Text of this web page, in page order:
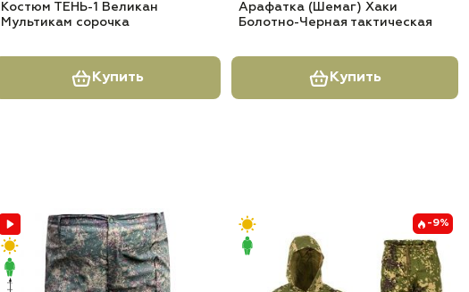
Костюм ТЕНЬ-1 Великан
Мультикам сорочка
Купить
Арафатка (Шемаг) Хаки
Болотно-Черная тактическая
Купить
-9%